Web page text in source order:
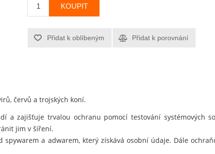
KOUPIT
Přidat k oblíbeným Přidat k porovnání
červů a trojských koní.
a zajišťuje trvalou ochranu pomocí testování systémových
jim v šíření.
a adwarem, který získává osobní údaje. Dále